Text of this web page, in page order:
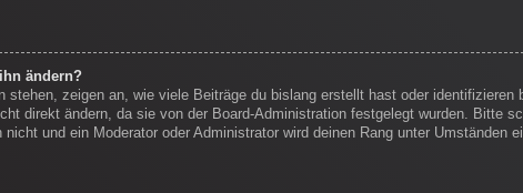
ändern?
stehen, zeigen an, wie viele Beiträge du bislang erstellt hast oder
direkt ändern, da sie von der Board-Administration festgelegt wurden. Bitte
und ein Moderator oder Administrator wird deinen Rang unter Umständen